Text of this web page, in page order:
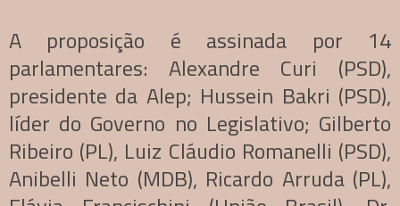
A proposição é assinada por 14
parlamentares: Alexandre Curi (PSD),
presidente da Alep; Hussein Bakri (PSD),
líder do Governo no Legislativo; Gilberto
Ribeiro (PL), Luiz Cláudio Romanelli (PSD),
Anibelli Neto (MDB), Ricardo Arruda (PL),